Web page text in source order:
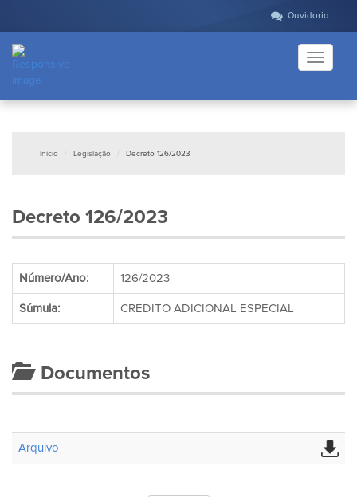
Ouvidoria
Toggle
Início Legislação Decreto 126/2023
Decreto 126/2023
Número/Ano: 126/2023
Súmula: CREDITO ADICIONAL ESPECIAL
Documentos
Arquivo